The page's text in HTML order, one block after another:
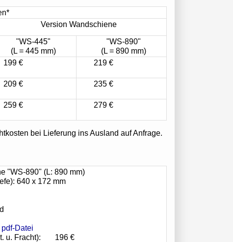
Version Wandschiene
"WS-445"
(L = 445 mm)
"WS-890"
(L = 890 mm)
199 € 219 €
209 € 235 €
259 € 279 €
bei Lieferung ins Ausland auf Anfrage.
"WS-890" (L: 890 mm)
640 x 172 mm
pdf-Datei
u. Fracht): 196 €